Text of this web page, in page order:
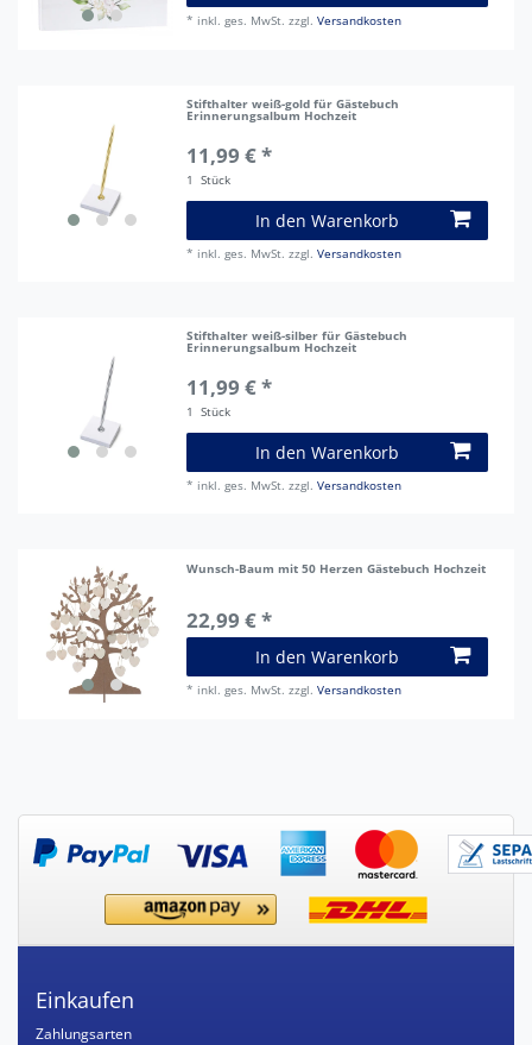
* inkl. ges. MwSt. zzgl.Versandkosten
Stifthalter weiß-gold für Gästebuch
Erinnerungsalbum Hochzeit
11,99 € *
1 Stück
In den Warenkorb
* inkl. ges. MwSt. zzgl.Versandkosten
Stifthalter weiß-silber für Gästebuch
Erinnerungsalbum Hochzeit
11,99 € *
1 Stück
In den Warenkorb
* inkl. ges. MwSt. zzgl.Versandkosten
Wunsch-Baum mit 50 Herzen Gästebuch Hochzeit
22,99 € *
In den Warenkorb
* inkl. ges. MwSt. zzgl.Versandkosten
Einkaufen
Zahlungsarten